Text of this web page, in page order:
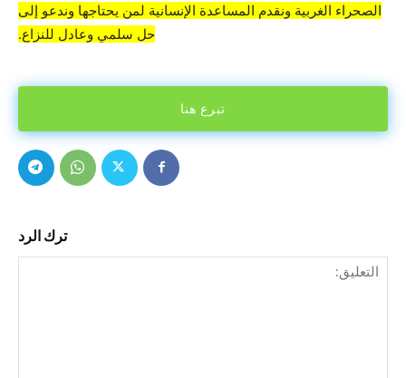
الصحراء الغربية ونقدم المساعدة الإنسانية لمن يحتاجها وندعو إلى
حل سلمي وعادل للنزاع.
تبرع هنا
ترك الرد